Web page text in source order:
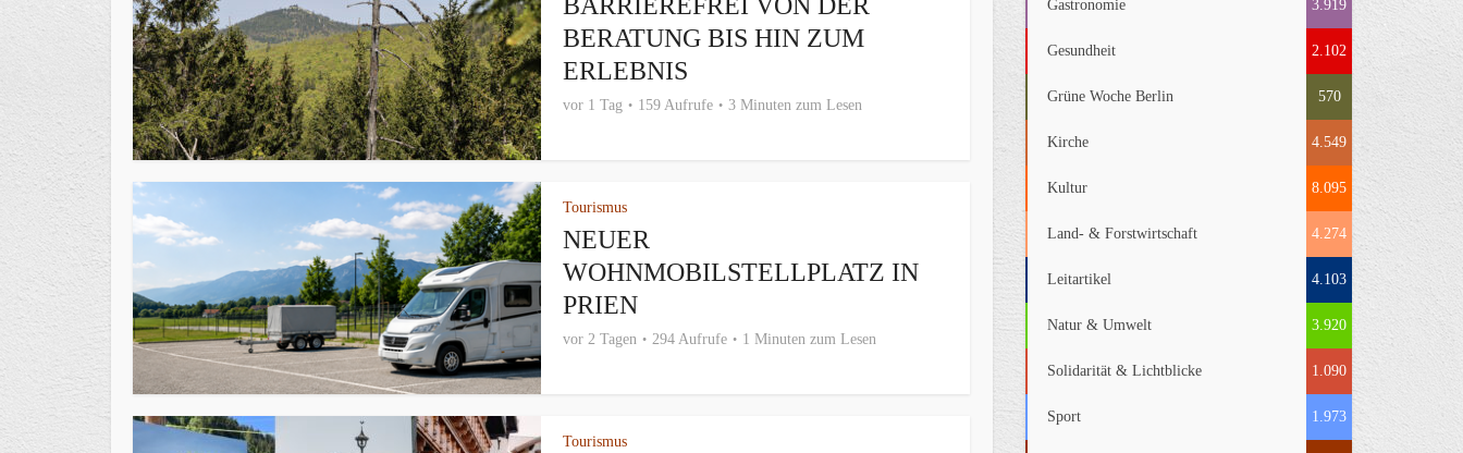
BERATUNG BIS HIN ZUM
ERLEBNIS
vor 1 Tag 159 Aufrufe 3 Minuten zum Lesen
Tourismus
NEUER
WOHNMOBILSTELLPLATZ IN
PRIEN
vor 2 Tagen 294 Aufrufe 1 Minuten zum Lesen
Tourismus
Gastronomie 3.919
Gesundheit 2.102
Grüne Woche Berlin 570
Kirche 4.549
Kultur 8.095
Land- & Forstwirtschaft 4.274
Leitartikel 4.103
Natur & Umwelt 3.920
Solidarität & Lichtblicke 1.090
Sport 1.973